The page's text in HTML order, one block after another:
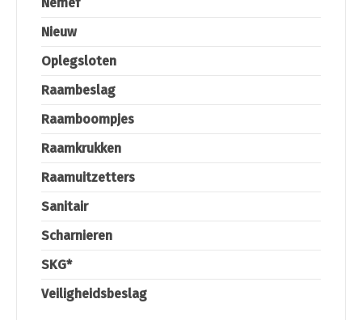
Nieuw
Oplegsloten
Raambeslag
Raamboompjes
Raamkrukken
Raamuitzetters
Sanitair
Scharnieren
SKG*
Veiligheidsbeslag